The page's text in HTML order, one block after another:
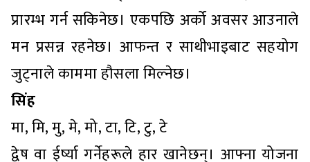
प्रारम्भ गर्न सकिनेछ। एकपछि अर्को अवसर आउनाले
मन प्रसन्न रहनेछ। आफन्त र साथीभाइबाट सहयोग
जुट्नाले काममा हौसला मिल्नेछ।
सिंह
मा, मि, मु, मे, मो, टा, टि, टु, टे
द्वेष वा ईर्ष्या गर्नेहरूले हार खानेछन्। आफ्ना योजना